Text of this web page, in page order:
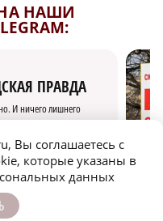
НАШИ
ПРАВДА
И ничего лишнего
Вы соглашаетесь с
которые указаны в
данных